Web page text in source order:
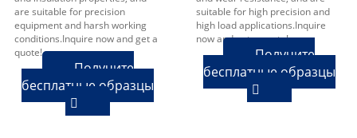
are suitable for precision
equipment and harsh working
conditions.Inquire now and get a
quote!
Получите
бесплатные образцы

suitable for high precision and
high load applications.Inquire
now and get a quote!
Получите
бесплатные образцы
